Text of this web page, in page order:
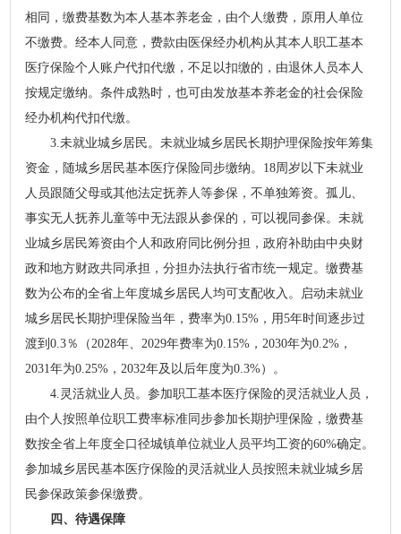
相同，缴费基数为本人基本养老金，由个人缴费，原用人单位
不缴费。经本人同意，费款由医保经办机构从其本人职工基本
医疗保险个人账户代扣代缴，不足以扣缴的，由退休人员本人
按规定缴纳。条件成熟时，也可由发放基本养老金的社会保险
经办机构代扣代缴。
3.未就业城乡居民。未就业城乡居民长期护理保险按年筹集
资金，随城乡居民基本医疗保险同步缴纳。18周岁以下未就业
人员跟随父母或其他法定抚养人等参保，不单独筹资。孤儿、
事实无人抚养儿童等中无法跟从参保的，可以视同参保。未就
业城乡居民筹资由个人和政府同比例分担，政府补助由中央财
政和地方财政共同承担，分担办法执行省市统一规定。缴费基
数为公布的全省上年度城乡居民人均可支配收入。启动未就业
城乡居民长期护理保险当年，费率为0.15%，用5年时间逐步过
渡到0.3％（2028年、2029年费率为0.15%，2030年为0.2%，
2031年为0.25%，2032年及以后年度为0.3%）。
4.灵活就业人员。参加职工基本医疗保险的灵活就业人员，
由个人按照单位职工费率标准同步参加长期护理保险，缴费基
数按全省上年度全口径城镇单位就业人员平均工资的60%确定。
参加城乡居民基本医疗保险的灵活就业人员按照未就业城乡居
民参保政策参保缴费。
四、待遇保障